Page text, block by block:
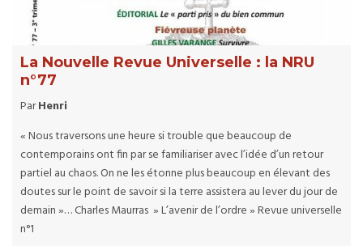
La Nouvelle Revue Universelle : la NRU
n°77
ParHenri
« Nous traversons une heure si trouble que beaucoup de
contemporains ont fin par se familiariser avec l’idée d’un retour
partiel au chaos. On ne les étonne plus beaucoup en élevant des
doutes sur le point de savoir si la terre assistera au lever du jour de
demain »… Charles Maurras » L’avenir de l’ordre » Revue universelle
n°1